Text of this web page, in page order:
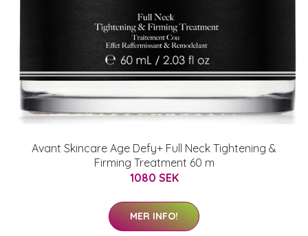
Avant Skincare Age Defy+ Full Neck Tightening &
Firming Treatment 60 m
1080 SEK
MER INFO!